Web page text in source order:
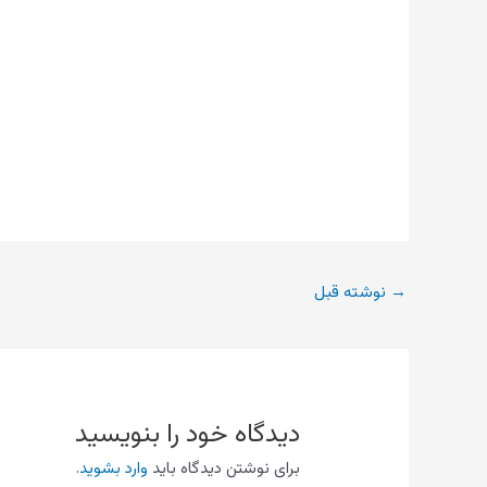
→ نوشته قبل
دیدگاه‌ خود را بنویسید
برای نوشتن دیدگاه باید وارد بشوید.